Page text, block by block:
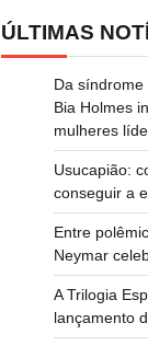
ÚLTIMAS
Da
Bia Holmes
mulheres
Usucapião:
conseguir a
Entre
Neymar
A Trilogia
lançamento